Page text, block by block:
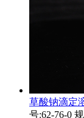
草酸钠滴定
号:62-76-0